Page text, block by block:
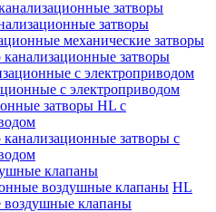
затворы
механические затворы
затворы
с электроприводом
затворы HL с
затворы с
клапаны
HL
воздушные клапаны